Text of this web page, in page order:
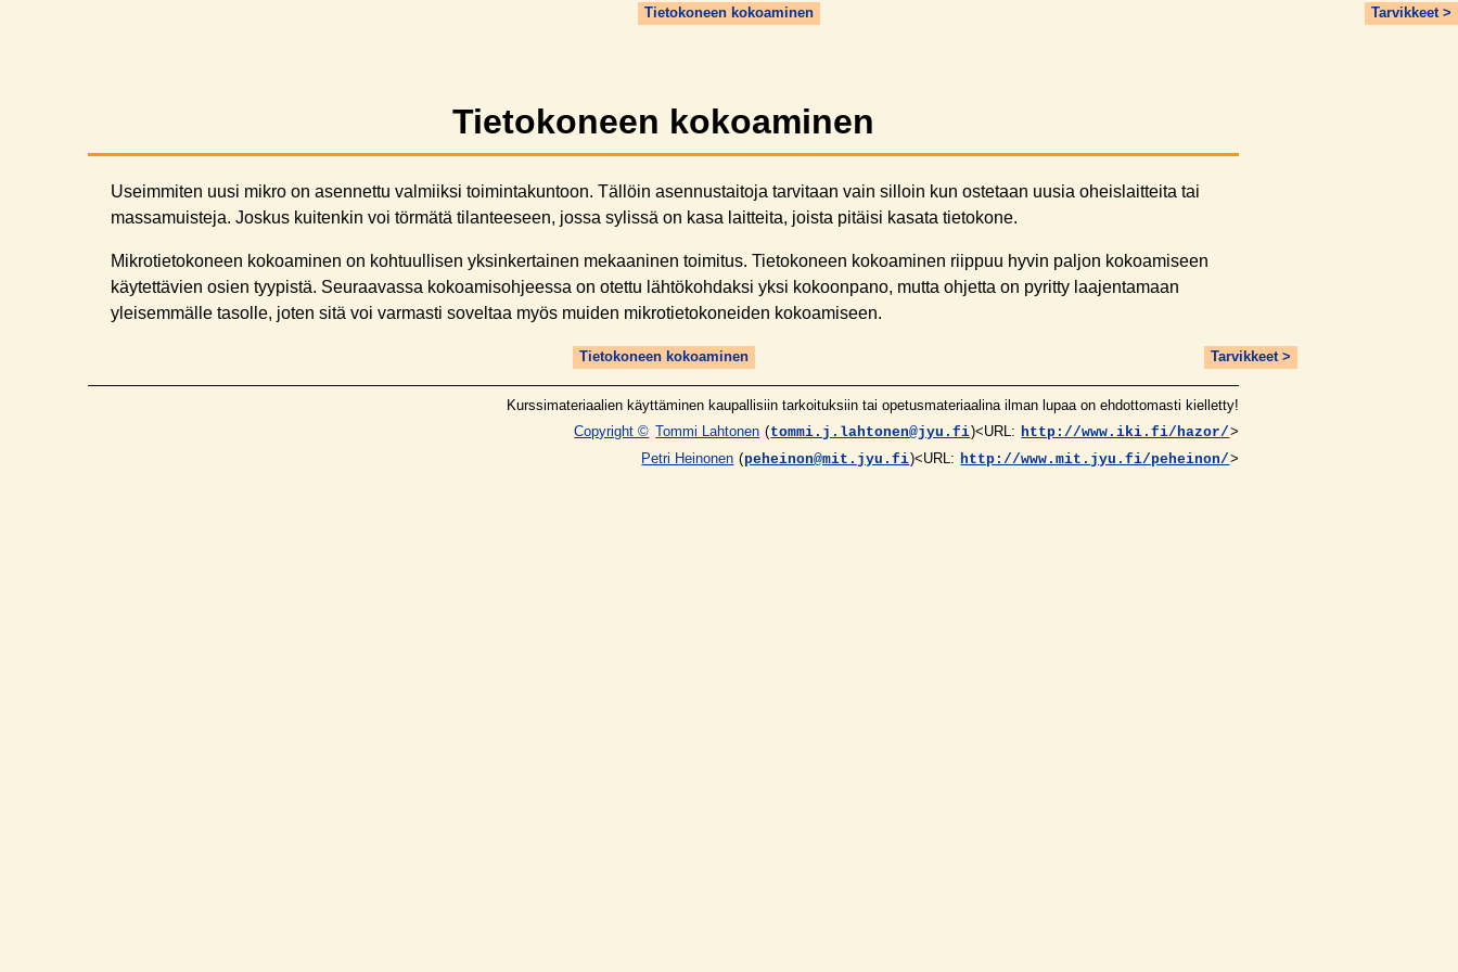
Tarvikkeet >
Tietokoneen kokoaminen
Tietokoneen kokoaminen
Useimmiten uusi mikro on asennettu valmiiksi toimintakuntoon. Tällöin asennustaitoja tarvitaan vain silloin kun ostetaan uusia oheislaitteita tai
massamuisteja. Joskus kuitenkin voi törmätä tilanteeseen, jossa sylissä on kasa laitteita, joista pitäisi kasata tietokone.
Mikrotietokoneen kokoaminen on kohtuullisen yksinkertainen mekaaninen toimitus. Tietokoneen kokoaminen riippuu hyvin paljon kokoamiseen
käytettävien osien tyypistä. Seuraavassa kokoamisohjeessa on otettu lähtökohdaksi yksi kokoonpano, mutta ohjetta on pyritty laajentamaan
yleisemmälle tasolle, joten sitä voi varmasti soveltaa myös muiden mikrotietokoneiden kokoamiseen.
Tarvikkeet >
Tietokoneen kokoaminen
Kurssimateriaalien käyttäminen kaupallisiin tarkoituksiin tai opetusmateriaalina ilman lupaa on ehdottomasti kielletty!
Copyright © Tommi Lahtonen (tommi.j.lahtonen@jyu.fi)<URL: http://www.iki.fi/hazor/>
Petri Heinonen (peheinon@mit.jyu.fi)<URL: http://www.mit.jyu.fi/peheinon/>